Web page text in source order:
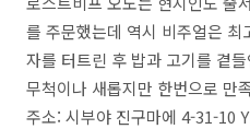
를 주문했는데 역시 비주얼은 최
자를 터트린 후 밥과 고기를 곁
무척이나 새롭지만 한번으로 만
주소: 시부야 진구마에 4-31-10